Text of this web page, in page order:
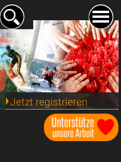
Jetzt registrieren